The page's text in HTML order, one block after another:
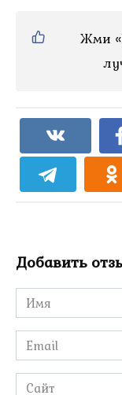
Жми
Добавить
Имя
*
Email
*
Сайт